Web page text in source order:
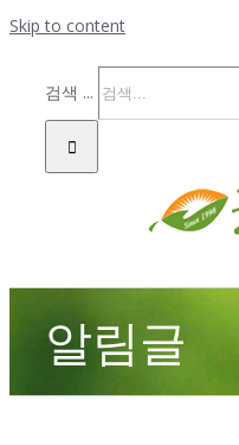
Skip to content
검색 ...
알림글